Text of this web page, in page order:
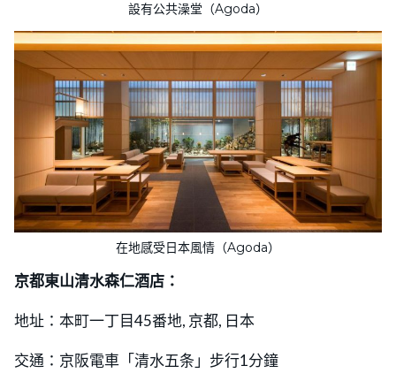
設有公共澡堂（Agoda）
在地感受日本風情（Agoda）
京都東山清水森仁酒店：
地址：本町一丁目45番地, 京都, 日本
交通：京阪電車「清水五条」步行1分鐘